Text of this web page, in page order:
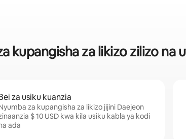
kupangisha za likizo zilizo na
za usiku kuanzia
za kupangisha za likizo jijini Daejeon
$ 10 USD kwa kila usiku kabla ya kodi
ada